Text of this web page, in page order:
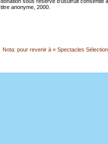
titre anonyme, 2000.
Nota: pour revenir à « Spectacles